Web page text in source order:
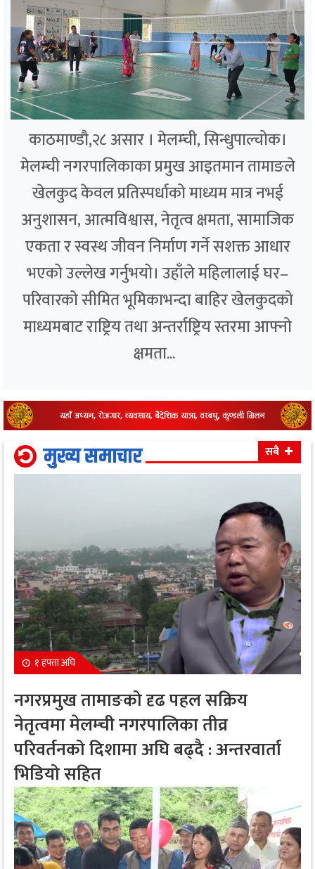
काठमाण्डौ,२८ असार । मेलम्ची, सिन्धुपाल्चोक।
मेलम्ची नगरपालिकाका प्रमुख आइतमान तामाङले
खेलकुद केवल प्रतिस्पर्धाको माध्यम मात्र नभई
अनुशासन, आत्मविश्वास, नेतृत्व क्षमता, सामाजिक
एकता र स्वस्थ जीवन निर्माण गर्ने सशक्त आधार
भएको उल्लेख गर्नुभयो। उहाँले महिलालाई घर–
परिवारको सीमित भूमिकाभन्दा बाहिर खेलकुदको
माध्यमबाट राष्ट्रिय तथा अन्तर्राष्ट्रिय स्तरमा आफ्नो
क्षमता...
मुख्य समाचार सबै
१ हफ्ता अघि
नगरप्रमुख तामाङको दृढ पहल सक्रिय
नेतृत्वमा मेलम्ची नगरपालिका तीव्र
परिवर्तनको दिशामा अघि बढ्दै : अन्तरवार्ता
भिडियो सहित